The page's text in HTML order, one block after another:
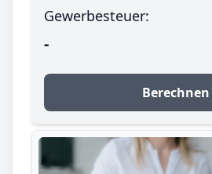
Gewerbesteuer:
-
Berechnen